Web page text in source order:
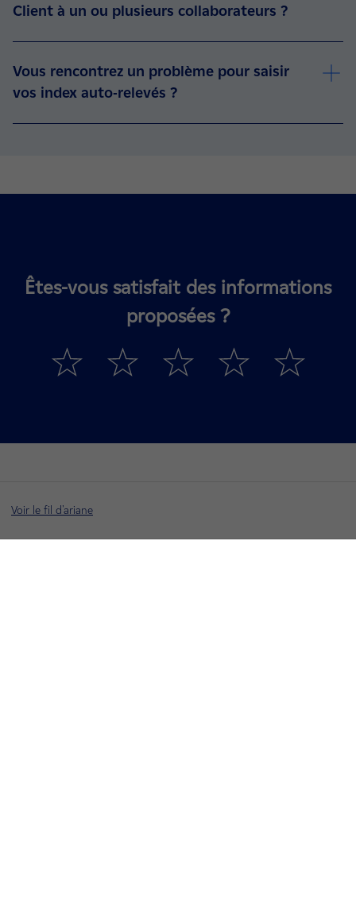
Client à un ou plusieurs collaborateurs ?
Vous rencontrez un problème pour saisir
vos index auto-relevés ?
Êtes-vous satisfait des informations
proposées ?
Voir le fil d'ariane